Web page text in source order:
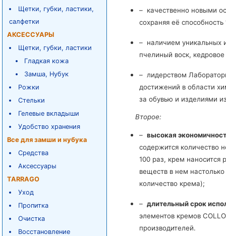
Щетки, губки, ластики,
салфетки
АКСЕССУАРЫ
Щетки, губки, ластики
Гладкая кожа
Замша, Нубук
Рожки
Стельки
Гелевые вкладыши
Удобство хранения
Все для замши и нубука
Средства
Аксессуары
TARRAGO
Уход
Пропитка
Очистка
Восстановление
– качественно новыми
сохраняя её способность
– наличием уникальных
пчелиный воск,
– лидерством
достижений в области
за обувью и изделиями
Второе:
– высокая
содержится количество
100 раз, крем наносится
веществ в нем
количество крема);
– длительный срок
элементов кремов
производителей.